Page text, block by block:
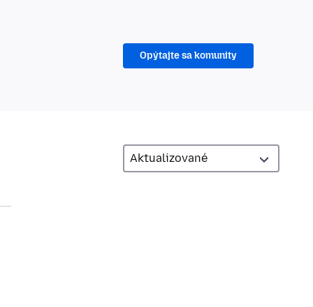
Opýtajte sa komunity